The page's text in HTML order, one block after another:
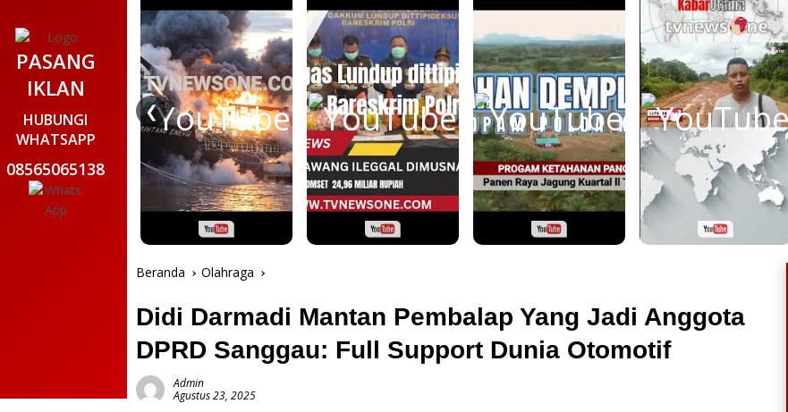
PASANG
IKLAN
HUBUNGI
WHATSAPP
08565065138
❮
Beranda Olahraga
Didi Darmadi Mantan Pembalap Yang Jadi Anggota
DPRD Sanggau: Full Support Dunia Otomotif
Admin
Agustus 23, 2025